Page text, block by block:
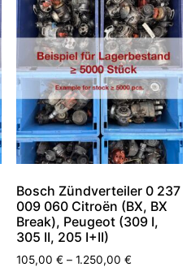
Bosch Zündverteiler 0 237
009 060 Citroën (BX, BX
Break), Peugeot (309 I,
305 II, 205 I+II)
105,00 € – 1.250,00 €